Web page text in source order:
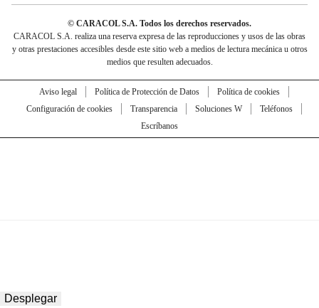
© CARACOL S.A. Todos los derechos reservados.
CARACOL S.A. realiza una reserva expresa de las reproducciones y usos de las obras
y otras prestaciones accesibles desde este sitio web a medios de lectura mecánica u otros
medios que resulten adecuados.
Aviso legal Política de Protección de Datos
Política de cookies
Configuración de cookies
Transparencia Soluciones W
Teléfonos
Escríbanos
Desplegar